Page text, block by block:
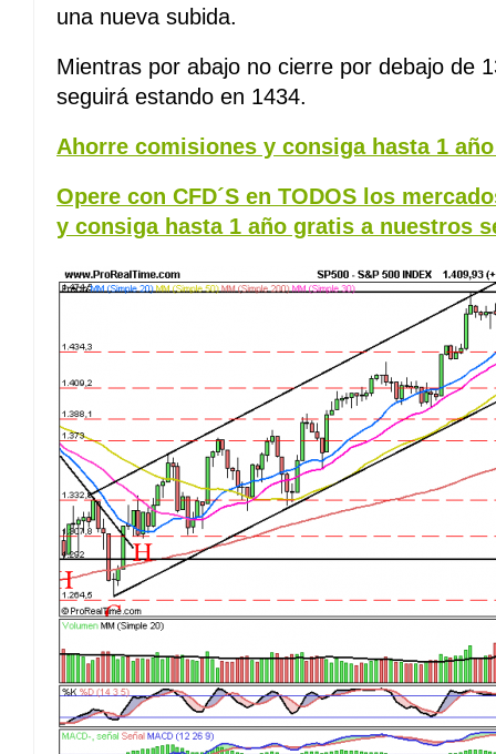
una nueva subida.
Mientras por abajo no cierre por debajo de
seguirá estando en 1434.
Ahorre comisiones y consiga hasta 1
Opere con CFD´S en TODOS los
y consiga hasta 1 año gratis a nuestros